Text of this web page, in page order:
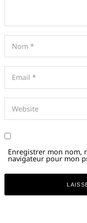
Enregistrer mon nom,
navigateur pour mon